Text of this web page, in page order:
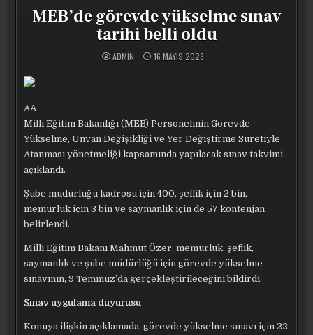
IN
MEB’de görevde yükselme sınav
tarihi belli oldu
ADMIN 16 MAYIS 2023
AA
Milli Eğitim Bakanlığı (MEB) Personelinin Görevde
Yükselme, Unvan Değişikliği ve Yer Değiştirme Suretiyle
Atanması yönetmeliği kapsamında yapılacak sınav takvimi
açıklandı.
Şube müdürlüğü kadrosu için 400, şeflik için 2 bin,
memurluk için 3 bin ve saymanlık için de 57 kontenjan
belirlendi.
Milli Eğitim Bakanı Mahmut Özer, memurluk, şeflik,
saymanlık ve şube müdürlüğü için görevde yükselme
sınavının, 9 Temmuz’da gerçekleştirileceğini bildirdi.
Sınav uygulama duyurusu
Konuya ilişkin açıklamada, görevde yükselme sınavı için 22